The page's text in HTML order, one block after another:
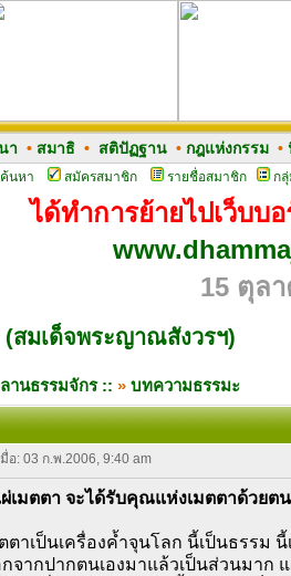
า • สมาธิ• สติปัฏฐาน• กฎแห่งกรรม•
ค้นหา สมัครสมาชิก รายชื่อสมาชิก ก
ได้ทำการย้ายไปเว็บ
15 ตุล
สมเด็จพระญาณสังวรฯ)
านธรรมจักร :: » บทความธรรมะ
อ: 03 ก.พ.2006, 9:40 am
เมตตา จะได้รับคุณแห่งเมตตาด้วยต
ตาเป็นเครื่องค้ำจุนโลก นี้เป็นธรรม
จากปากตนเองมาแล้วเป็นส่วนมาก